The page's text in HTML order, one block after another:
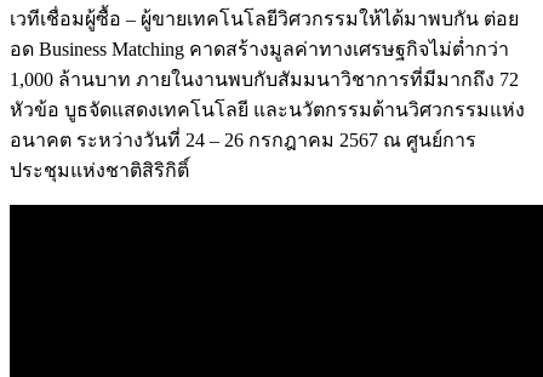
เวทีเชื่อมผู้ซื้อ – ผู้ขายเทคโนโลยีวิศวกรรมให้ได้มาพบกัน ต่อย
อด Business Matching คาดสร้างมูลค่าทางเศรษฐกิจไม่ต่ำกว่า
1,000 ล้านบาท ภายในงานพบกับสัมมนาวิชาการที่มีมากถึง 72
หัวข้อ บูธจัดแสดงเทคโนโลยี และนวัตกรรมด้านวิศวกรรมแห่ง
อนาคต ระหว่างวันที่ 24 – 26 กรกฎาคม 2567 ณ ศูนย์การ
ประชุมแห่งชาติสิริกิติ์